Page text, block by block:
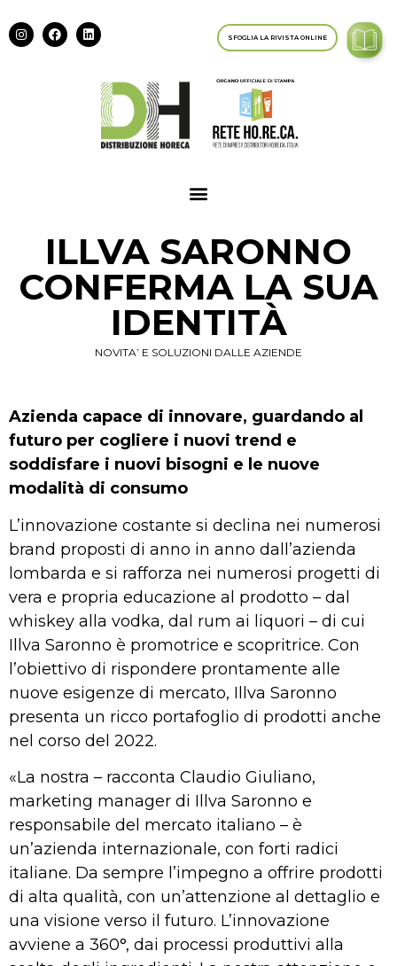
SFOGLIA LA RIVISTA ONLINE
ILLVA SARONNO
CONFERMA LA SUA
IDENTITÀ
NOVITA’ E SOLUZIONI DALLE AZIENDE
Azienda capace di innovare, guardando al
futuro per cogliere i nuovi trend e
soddisfare i nuovi bisogni e le nuove
modalità di consumo
L’innovazione costante si declina nei numerosi
brand proposti di anno in anno dall’azienda
lombarda e si rafforza nei numerosi progetti di
vera e propria educazione al prodotto – dal
whiskey alla vodka, dal rum ai liquori – di cui
Illva Saronno è promotrice e scopritrice. Con
l’obiettivo di rispondere prontamente alle
nuove esigenze di mercato, Illva Saronno
presenta un ricco portafoglio di prodotti anche
nel corso del 2022.
«La nostra – racconta Claudio Giuliano,
marketing manager di Illva Saronno e
responsabile del mercato italiano – è
un’azienda internazionale, con forti radici
italiane. Da sempre l’impegno a offrire prodotti
di alta qualità, con un’attenzione al dettaglio e
una visione verso il futuro. L’innovazione
avviene a 360°, dai processi produttivi alla